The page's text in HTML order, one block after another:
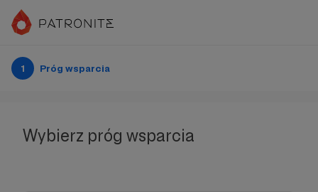
1 Próg wsparcia
Wybierz próg wsparcia